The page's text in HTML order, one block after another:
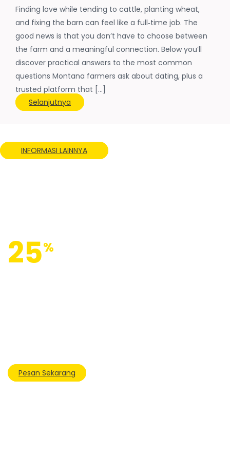
Finding love while tending to cattle, planting wheat,
and fixing the barn can feel like a full‑time job. The
good news is that you don’t have to choose between
the farm and a meaningful connection. Below you’ll
discover practical answers to the most common
questions Montana farmers ask about dating, plus a
trusted platform that […]
Selanjutnya
INFORMASI LAINNYA
25%
Pesan Sekarang